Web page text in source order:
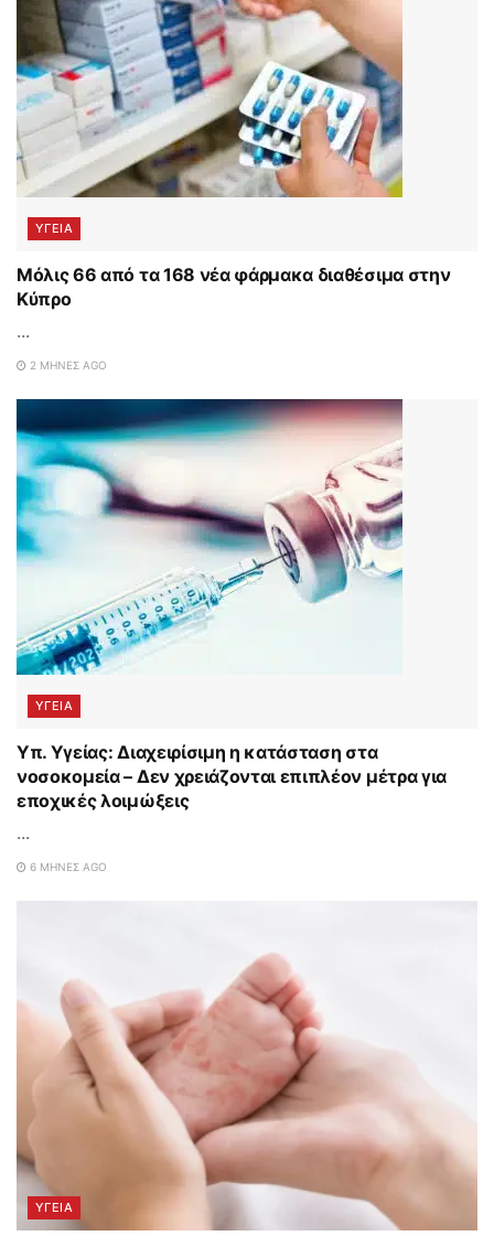
ΥΓΕΙΑ
Μόλις 66 από τα 168 νέα φάρμακα διαθέσιμα στην
Κύπρο
...
2 ΜΉΝΕΣ AGO
ΥΓΕΙΑ
Υπ. Υγείας: Διαχειρίσιμη η κατάσταση στα
νοσοκομεία – Δεν χρειάζονται επιπλέον μέτρα για
εποχικές λοιμώξεις
...
6 ΜΉΝΕΣ AGO
ΥΓΕΙΑ